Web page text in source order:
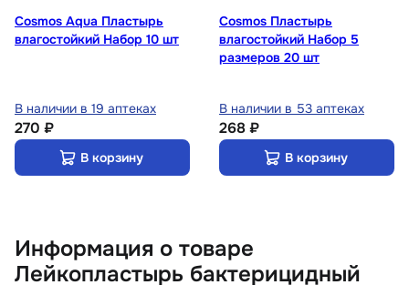
Cosmos Aqua Пластырь
влагостойкий Набор 10 шт
В наличии в 19 аптеках
270 ₽
В корзину
Cosmos Пластырь
влагостойкий Набор 5
размеров 20 шт
В наличии в 53 аптеках
268 ₽
В корзину
Информация о товаре
Лейкопластырь бактерицидный